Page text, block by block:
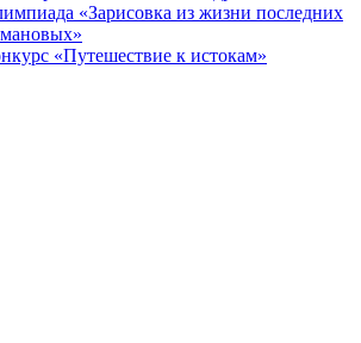
«Зарисовка из жизни последних
«Путешествие к истокам»